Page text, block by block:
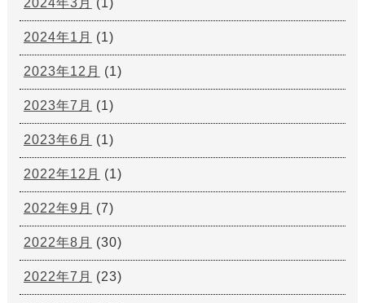
2024年3月 (1)
2024年1月 (1)
2023年12月 (1)
2023年7月 (1)
2023年6月 (1)
2022年12月 (1)
2022年9月 (7)
2022年8月 (30)
2022年7月 (23)